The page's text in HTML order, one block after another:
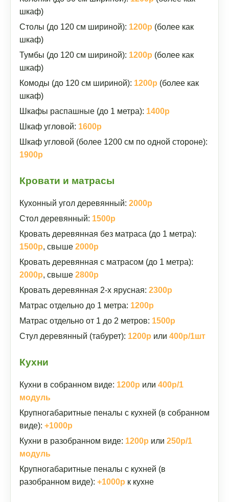
шкаф)
Столы (до 120 см шириной): 1200р (более как
шкаф)
Тумбы (до 120 см шириной): 1200р (более как
шкаф)
Комоды (до 120 см шириной): 1200р (более как
шкаф)
Шкафы распашные (до 1 метра): 1400р
Шкаф угловой: 1600р
Шкаф угловой (более 1200 см по одной стороне):
1900р
Кровати и матрасы
Кухонный угол деревянный: 2000р
Стол деревянный: 1500р
Кровать деревянная без матраса (до 1 метра):
1500р, свыше 2000р
Кровать деревянная с матрасом (до 1 метра):
2000р, свыше 2800р
Кровать деревянная 2-х ярусная: 2300р
Матрас отдельно до 1 метра: 1200р
Матрас отдельно от 1 до 2 метров: 1500р
Стул деревянный (табурет): 1200р или 400р/1шт
Кухни
Кухни в собранном виде: 1200р или 400р/1
модуль
Крупногабаритные пеналы с кухней (в собранном
виде): +1000р
Кухни в разобранном виде: 1200р или 250р/1
модуль
Крупногабаритные пеналы с кухней (в
разобранном виде): +1000р к кухне